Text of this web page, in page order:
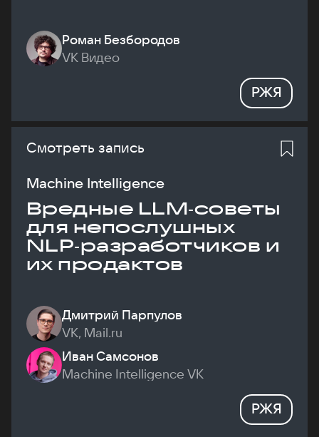
Роман Безбородов
VK Видео
РЖЯ
Смотреть запись
Machine Intelligence
Вредные LLM‑советы
для непослушных
NLP‑разработчиков и
их продактов
Дмитрий Парпулов
VK, Mail.ru
Иван Самсонов
Machine Intelligence VK
РЖЯ